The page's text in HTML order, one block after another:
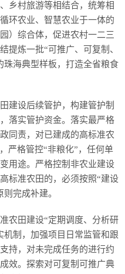
乡村旅游等相结合，统筹相
环农业、智慧农业于一体的
）综合体，促进农村一二三
提炼一批“可推广、可复制、
珠海典型样板，打造全省粮食
建设后续管护，构建管护制
落实管护资金。落实最严格
同责，对已建成的高标准农
严格管控“非粮化”，任何单
用途。严格控制非农业建设
标准农田的，必须按照“建设
完成补建。
农田建设“定期调度、分析研
机制，加强项目日常监管和跟
持，对未完成任务的进行约
效。探索对可复制可推广典